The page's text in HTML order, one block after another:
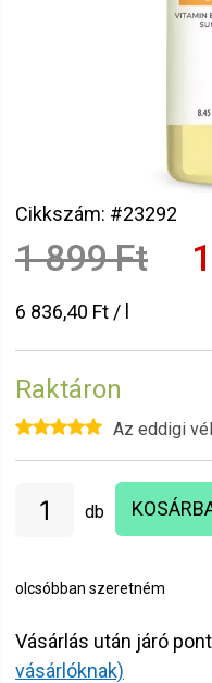
Cikkszám: #23292
1 899 Ft
6 836,40 Ft / l
Raktáron
Az eddigi
db
olcsóbban szeretném
Vásárlás után járó
vásárlóknak)